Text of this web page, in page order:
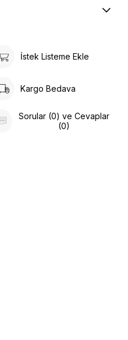
İstek Listeme Ekle
Kargo Bedava
Sorular (0) ve Cevaplar
(0)